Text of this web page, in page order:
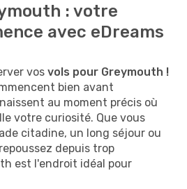
: votre
avec eDreams
vos vols pour Greymouth !
bien avant
au moment précis où
votre curiosité. Que vous
citadine, un long séjour ou
depuis trop
est l'endroit idéal pour